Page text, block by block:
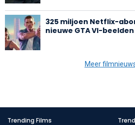
325 miljoen Netflix-
nieuwe GTA VI-
Meer
Trending Films